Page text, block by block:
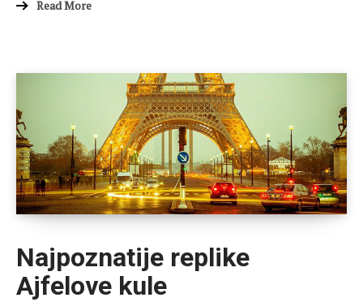
Read More
Najpoznatije replike
Ajfelove kule